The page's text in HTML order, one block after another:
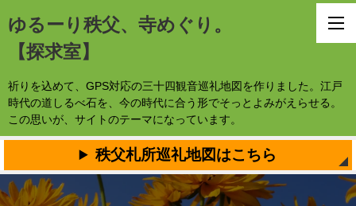
ゆるーり秩父、寺めぐり。
【探求室】
祈りを込めて、GPS対応の三十四観音巡礼地図を作りました。江戸
時代の道しるべ石を、今の時代に合う形でそっとよみがえらせる。
この思いが、サイトのテーマになっています。
秩父札所巡礼地図はこちら